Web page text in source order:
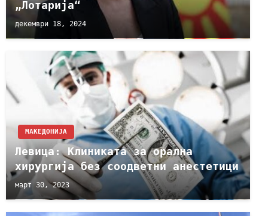
„Лотарија“
декември 18, 2024
МАКЕДОНИЈА
Левица: Клиниката за орална
хирургија без соодветни анестетици
март 30, 2023